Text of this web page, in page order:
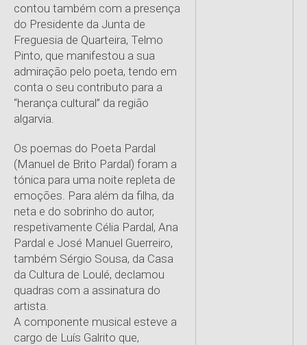
contou também com a presença
do Presidente da Junta de
Freguesia de Quarteira, Telmo
Pinto, que manifestou a sua
admiração pelo poeta, tendo em
conta o seu contributo para a
“herança cultural” da região
algarvia.
Os poemas do Poeta Pardal
(Manuel de Brito Pardal) foram a
tónica para uma noite repleta de
emoções. Para além da filha, da
neta e do sobrinho do autor,
respetivamente Célia Pardal, Ana
Pardal e José Manuel Guerreiro,
também Sérgio Sousa, da Casa
da Cultura de Loulé, declamou
quadras com a assinatura do
artista.
A componente musical esteve a
cargo de Luís Galrito que,